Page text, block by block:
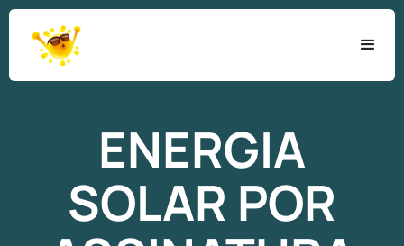
ENERGIA
SOLAR POR